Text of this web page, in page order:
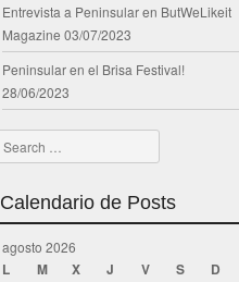
Entrevista a Peninsular en ButWeLikeit
Magazine 03/07/2023
Peninsular en el Brisa Festival!
28/06/2023
Search
Calendario de Posts
agosto 2026
L M X J V S D